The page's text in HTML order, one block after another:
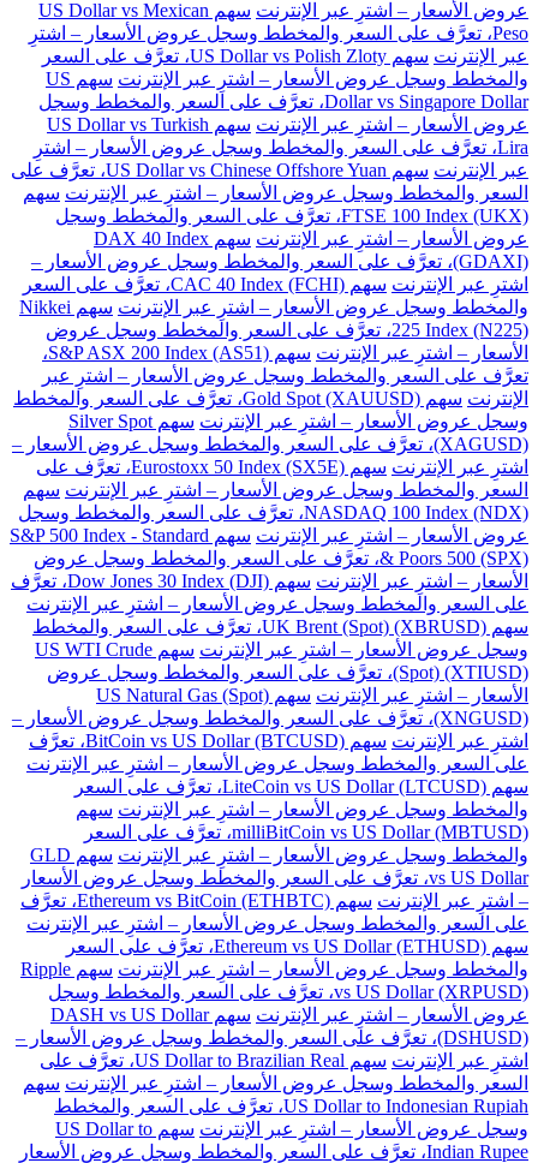
عروض الأسعار – اشترِ عبر الإنترنت
سهم US Dollar vs Mexican
Peso، تعرَّف على السعر والمخطط وسجل عروض الأسعار – اشترِ
عبر الإنترنت
سهم US Dollar vs Polish Zloty، تعرَّف على السعر
والمخطط وسجل عروض الأسعار – اشترِ عبر الإنترنت
سهم US
Dollar vs Singapore Dollar، تعرَّف على السعر والمخطط وسجل
عروض الأسعار – اشترِ عبر الإنترنت
سهم US Dollar vs Turkish
Lira، تعرَّف على السعر والمخطط وسجل عروض الأسعار – اشترِ
عبر الإنترنت
سهم US Dollar vs Chinese Offshore Yuan، تعرَّف على
السعر والمخطط وسجل عروض الأسعار – اشترِ عبر الإنترنت سهم
FTSE 100 Index (UKX)، تعرَّف على السعر والمخطط وسجل
عروض الأسعار – اشترِ عبر الإنترنت
سهم DAX 40 Index
(GDAXI)، تعرَّف على السعر والمخطط وسجل عروض الأسعار –
اشترِ عبر الإنترنت
سهم CAC 40 Index (FCHI)، تعرَّف على السعر
والمخطط وسجل عروض الأسعار – اشترِ عبر الإنترنت
سهم Nikkei
225 Index (N225)، تعرَّف على السعر والمخطط وسجل عروض
الأسعار – اشترِ عبر الإنترنت
سهم S&P ASX 200 Index (AS51)،
تعرَّف على السعر والمخطط وسجل عروض الأسعار – اشترِ عبر
الإنترنت
سهم Gold Spot (XAUUSD)، تعرَّف على السعر والمخطط
وسجل عروض الأسعار – اشترِ عبر الإنترنت
سهم Silver Spot
(XAGUSD)، تعرَّف على السعر والمخطط وسجل عروض الأسعار –
اشترِ عبر الإنترنت
سهم Eurostoxx 50 Index (SX5E)، تعرَّف على
السعر والمخطط وسجل عروض الأسعار – اشترِ عبر الإنترنت سهم
NASDAQ 100 Index (NDX)، تعرَّف على السعر والمخطط وسجل
عروض الأسعار – اشترِ عبر الإنترنت
سهم S&P 500 Index - Standard
& Poors 500 (SPX)، تعرَّف على السعر والمخطط وسجل عروض
الأسعار – اشترِ عبر الإنترنت
سهم Dow Jones 30 Index (DJI)، تعرَّف
على السعر والمخطط وسجل عروض الأسعار – اشترِ عبر الإنترنت
سهم UK Brent (Spot) (XBRUSD)، تعرَّف على السعر والمخطط
وسجل عروض الأسعار – اشترِ عبر الإنترنت
سهم US WTI Crude
(Spot) (XTIUSD)، تعرَّف على السعر والمخطط وسجل عروض
الأسعار – اشترِ عبر الإنترنت
سهم US Natural Gas (Spot)
(XNGUSD)، تعرَّف على السعر والمخطط وسجل عروض الأسعار –
اشترِ عبر الإنترنت
سهم BitCoin vs US Dollar (BTCUSD)، تعرَّف
على السعر والمخطط وسجل عروض الأسعار – اشترِ عبر الإنترنت
سهم LiteCoin vs US Dollar (LTCUSD)، تعرَّف على السعر
والمخطط وسجل عروض الأسعار – اشترِ عبر الإنترنت سهم
milliBitCoin vs US Dollar (MBTUSD)، تعرَّف على السعر
والمخطط وسجل عروض الأسعار – اشترِ عبر الإنترنت
سهم GLD
vs US Dollar، تعرَّف على السعر والمخطط وسجل عروض الأسعار
– اشترِ عبر الإنترنت
سهم Ethereum vs BitCoin (ETHBTC)، تعرَّف
على السعر والمخطط وسجل عروض الأسعار – اشترِ عبر الإنترنت
سهم Ethereum vs US Dollar (ETHUSD)، تعرَّف على السعر
والمخطط وسجل عروض الأسعار – اشترِ عبر الإنترنت
سهم Ripple
vs US Dollar (XRPUSD)، تعرَّف على السعر والمخطط وسجل
عروض الأسعار – اشترِ عبر الإنترنت
سهم DASH vs US Dollar
(DSHUSD)، تعرَّف على السعر والمخطط وسجل عروض الأسعار –
اشترِ عبر الإنترنت
سهم US Dollar to Brazilian Real، تعرَّف على
السعر والمخطط وسجل عروض الأسعار – اشترِ عبر الإنترنت سهم
US Dollar to Indonesian Rupiah، تعرَّف على السعر والمخطط
وسجل عروض الأسعار – اشترِ عبر الإنترنت
سهم US Dollar to
Indian Rupee، تعرَّف على السعر والمخطط وسجل عروض الأسعار